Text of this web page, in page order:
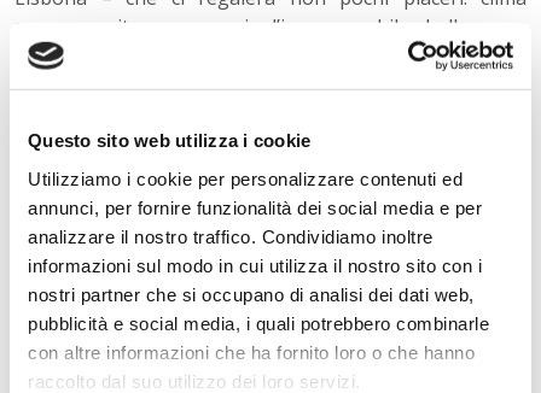
Questo sito web utilizza i cookie
Utilizziamo i cookie per personalizzare contenuti ed
annunci, per fornire funzionalità dei social media e per
analizzare il nostro traffico. Condividiamo inoltre
informazioni sul modo in cui utilizza il nostro sito con i
nostri partner che si occupano di analisi dei dati web,
pubblicità e social media, i quali potrebbero combinarle
con altre informazioni che ha fornito loro o che hanno
raccolto dal suo utilizzo dei loro servizi.
sempre mite, panorami d’incomparabile bellezza e
straordinari piaceri di gola. Il capoluogo Funchal vanta il
ristorante stellato ‘Il Gallo d’Oro’, che si caratterizza per
decisi. Le espetadas, spiedini di carne aromatizzati con
alloro rimangono senza ombra di dubbio il piatto forte
di Madeira, insieme all’omonimo vino e magari nel
contesto di una serata speciale, dove assistere ad
un’esibizione di fado.
CartOrange – Viaggi su misura (www.cartorange.com) è
la più grande azienda di Consulenti per Viaggiare®,
attiva in Italia da oltre 18 anni con 450 Consulenti e
svariate filiali sul territorio nazionale. Un servizio